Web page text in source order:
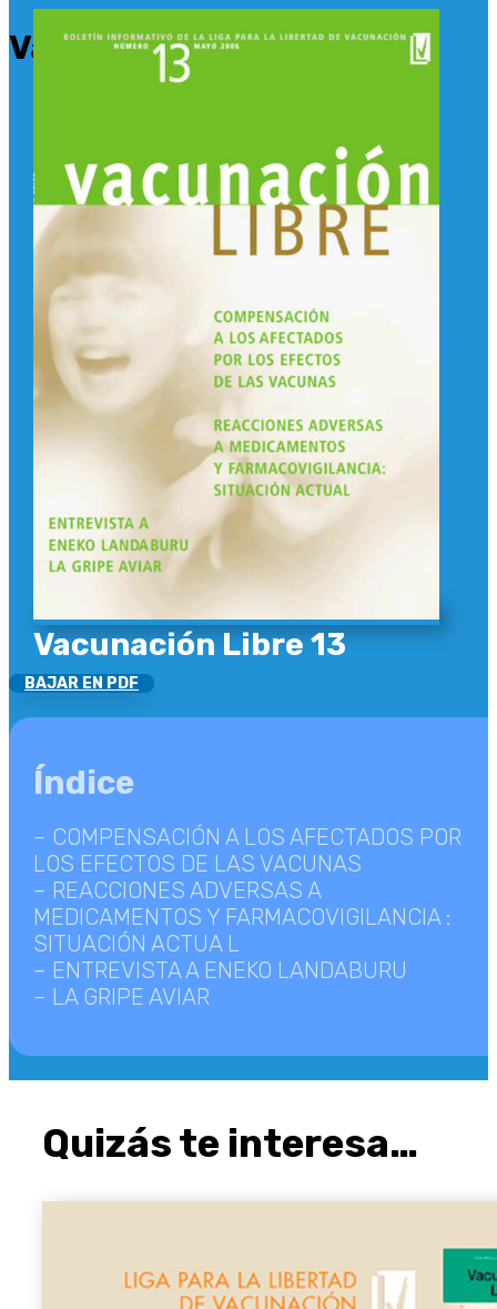
Vacunación Libre 13
Vacunación Libre 13
BAJAR EN PDF
Índice
– COMPENSACIÓN A LOS AFECTADOS POR
LOS EFECTOS DE LAS VACUNAS
– REACCIONES ADVERSAS A
MEDICAMENTOS Y FARMACOVIGILANCIA :
SITUACIÓN ACTUA L
– ENTREVISTA A ENEKO LANDABURU
– LA GRIPE AVIAR
Quizás te interesa…